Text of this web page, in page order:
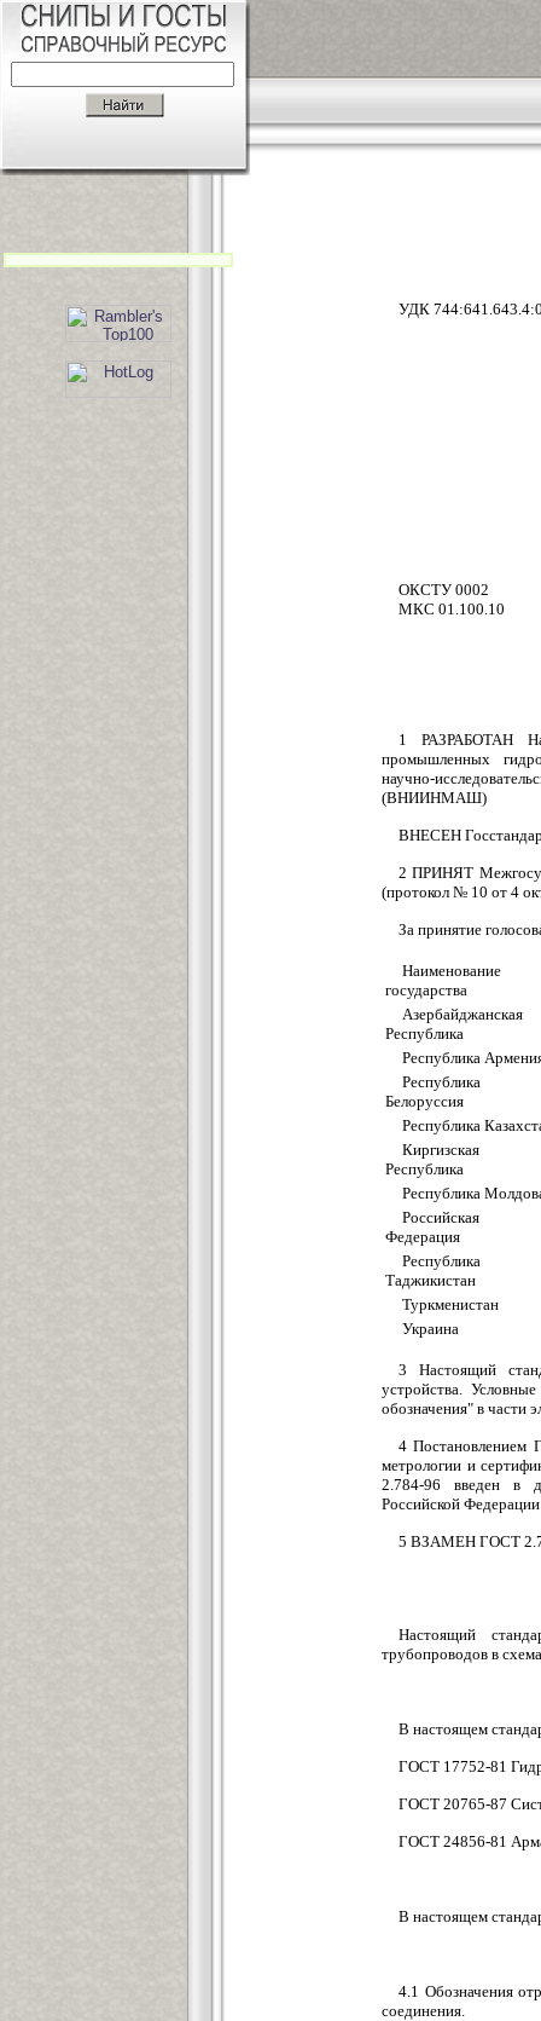
УДК
ОКСТУ 0002
МКС 01.100.10
1 РАЗРАБОТАН
промышленных
научно-
(ВНИИНМАШ)
ВНЕСЕН
2 ПРИНЯТ
(протокол № 10 от 4
За принятие
Наименование
государства
Азербайджанская
Республика
Республика
Республика
Белоруссия
Республика
Киргизская
Республика
Республика
Российская
Федерация
Республика
Таджикистан
Туркменистан
Украина
3 Настоящий
устройства.
обозначения" в части
4 Постановлением
метрологии и
2.784-96 введен в
Российской Федерации
5 ВЗАМЕН ГОСТ
Настоящий
трубопроводов в
В настоящем
ГОСТ 17752-81
ГОСТ 20765-87
ГОСТ 24856-81
В настоящем
4.1 Обозначения
соединения.